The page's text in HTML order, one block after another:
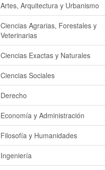
Artes, Arquitectura y Urbanismo
Ciencias Agrarias, Forestales y
Veterinarias
Ciencias Exactas y Naturales
Ciencias Sociales
Derecho
Economía y Administración
Filosofía y Humanidades
Ingeniería